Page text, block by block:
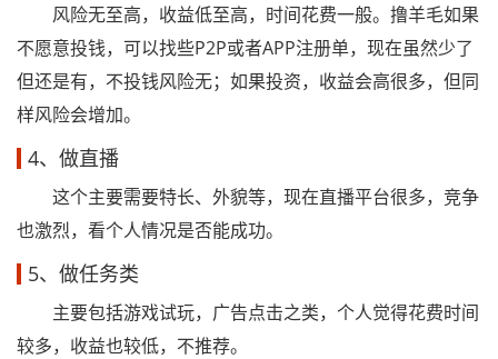
风险无至高，收益低至高，时间花费一般。撸羊毛如果
不愿意投钱，可以找些P2P或者APP注册单，现在虽然少了
但还是有，不投钱风险无；如果投资，收益会高很多，但同
样风险会增加。
4、做直播
这个主要需要特长、外貌等，现在直播平台很多，竞争
也激烈，看个人情况是否能成功。
5、做任务类
主要包括游戏试玩，广告点击之类，个人觉得花费时间
较多，收益也较低，不推荐。